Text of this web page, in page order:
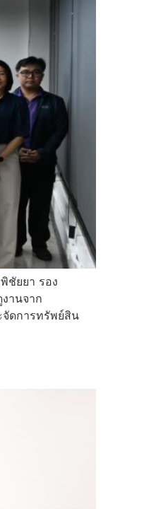
ชัยยา รอง
านจาก
จัดการทรัพย์สิน